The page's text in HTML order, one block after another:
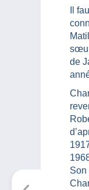
Il
de
Son